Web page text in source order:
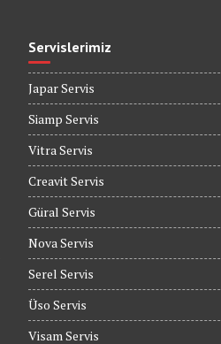
Servislerimiz
Japar Servis
Siamp Servis
Vitra Servis
Creavit Servis
Güral Servis
Nova Servis
Serel Servis
Üso Servis
Visam Servis